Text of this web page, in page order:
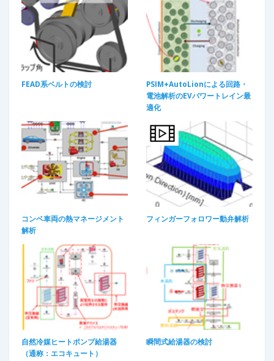
FEAD系ベルトの検討
PSIM+AutoLionによる回路・
電池解析のEVパワートレイン最
適化​
コンベ車両の熱マネージメント
解析
フィンガーフォロワー動弁解析​
自然冷媒ヒートポンプ給湯器
（通称：エコキュート）
瞬間式給湯器の検討